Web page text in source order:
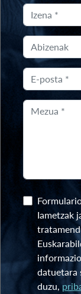
Iametzak
datuetara
duzu,